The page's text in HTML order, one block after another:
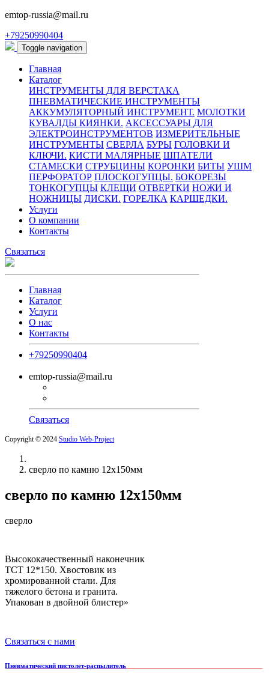
emtop-russia@mail.ru
+79250990404
Toggle navigation
Главная
Каталог
ИНСТРУМЕНТЫ ДЛЯ ВЕРСТАКА
ПНЕВМАТИЧЕСКИЕ ИНСТРУМЕНТЫ
АККУМУЛЯТОРНЫЙ ИНСТРУМЕНТ. МОЛОТКИ
КУВАЛДЫ КИЯНКИ. АКСЕССУАРЫ ДЛЯ
ЭЛЕКТРОИНСТРУМЕНТОВ ИЗМЕРИТЕЛЬНЫЕ
ИНСТРУМЕНТЫ СВЕРЛА БУРЫ ГОЛОВКИ И
КЛЮЧИ. КИСТИ МАЛЯРНЫЕ ШПАТЕЛИ
СТАМЕСКИ СТРУБЦИНЫ КОРОНКИ БИТЫ УШМ
ПЕРФОРАТОР ПЛОСКОГУПЦЫ. БОКОРЕЗЫ
ТОНКОГУПЦЫ КЛЕЩИ ОТВЕРТКИ НОЖИ И
НОЖНИЦЫ ДИСКИ. ГОРЕЛКА КАРШЕДКИ.
Услуги
О компании
Контакты
Связаться
Главная
Каталог
Услуги
О нас
Контакты
+79250990404
emtop-russia@mail.ru
Связаться
Copyright © 2024 Studio Web-Project
сверло по камню 12х150мм
сверло по камню 12х150мм
сверло
Высококачественный наконечник
TCT 12*150. Хвостовик из
хромированной стали. Для
тяжелого бетона и гранита.
Упакован в двойной блистер»
Связаться с нами
Пневматический пистолет-распылитель